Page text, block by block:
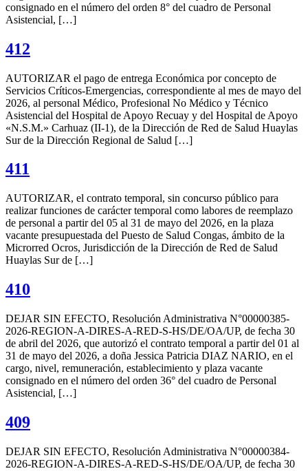
consignado en el número del orden 8° del cuadro de Personal
Asistencial, […]
412
AUTORIZAR el pago de entrega Económica por concepto de
Servicios Críticos-Emergencias, correspondiente al mes de mayo del
2026, al personal Médico, Profesional No Médico y Técnico
Asistencial del Hospital de Apoyo Recuay y del Hospital de Apoyo
«N.S.M.» Carhuaz (II-1), de la Dirección de Red de Salud Huaylas
Sur de la Dirección Regional de Salud […]
411
AUTORIZAR, el contrato temporal, sin concurso público para
realizar funciones de carácter temporal como labores de reemplazo
de personal a partir del 05 al 31 de mayo del 2026, en la plaza
vacante presupuestada del Puesto de Salud Congas, ámbito de la
Microrred Ocros, Jurisdicción de la Dirección de Red de Salud
Huaylas Sur de […]
410
DEJAR SIN EFECTO, Resolución Administrativa N°00000385-
2026-REGION-A-DIRES-A-RED-S-HS/DE/OA/UP, de fecha 30
de abril del 2026, que autorizó el contrato temporal a partir del 01 al
31 de mayo del 2026, a doña Jessica Patricia DIAZ NARIO, en el
cargo, nivel, remuneración, establecimiento y plaza vacante
consignado en el número del orden 36° del cuadro de Personal
Asistencial, […]
409
DEJAR SIN EFECTO, Resolución Administrativa N°00000384-
2026-REGION-A-DIRES-A-RED-S-HS/DE/OA/UP, de fecha 30